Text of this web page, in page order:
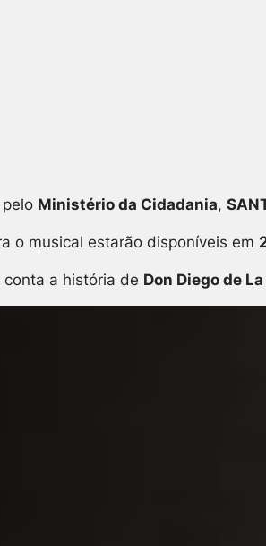
Ministério da Cidadania,
o musical estarão disponíveis em
conta a história de Don Diego de